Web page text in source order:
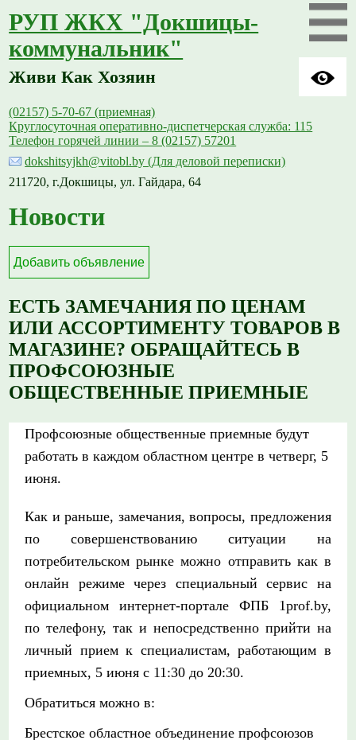
РУП ЖКХ "Докшицы-
коммунальник"
Живи Как Хозяин
(02157) 5-70-67 (приемная)
Круглосуточная оперативно-диспетчерская служба: 115
Телефон горячей линии – 8 (02157) 57201
dokshitsyjkh@vitobl.by (Для деловой переписки)
211720, г.Докшицы, ул. Гайдара, 64
Новости
Добавить объявление
ЕСТЬ ЗАМЕЧАНИЯ ПО ЦЕНАМ
ИЛИ АССОРТИМЕНТУ ТОВАРОВ В
МАГАЗИНЕ? ОБРАЩАЙТЕСЬ В
ПРОФСОЮЗНЫЕ
ОБЩЕСТВЕННЫЕ ПРИЕМНЫЕ
Профсоюзные общественные приемные будут
работать в каждом областном центре в четверг, 5
июня.
Как и раньше, замечания, вопросы, предложения
по совершенствованию ситуации на
потребительском рынке можно отправить как в
онлайн режиме через специальный сервис на
официальном интернет-портале ФПБ 1prof.by,
по телефону, так и непосредственно прийти на
личный прием к специалистам, работающим в
приемных, 5 июня с 11:30 до 20:30.
Обратиться можно в:
Брестское областное объединение профсоюзов